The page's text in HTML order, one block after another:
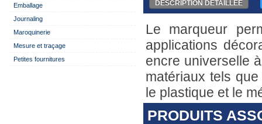
Emballage
Journaling
Maroquinerie
Mesure et traçage
Petites fournitures
DESCRIPTION DÉTAILLÉE
Le marqueur
applications
encre universelle
matériaux tels
le plastique et le
PRODUITS